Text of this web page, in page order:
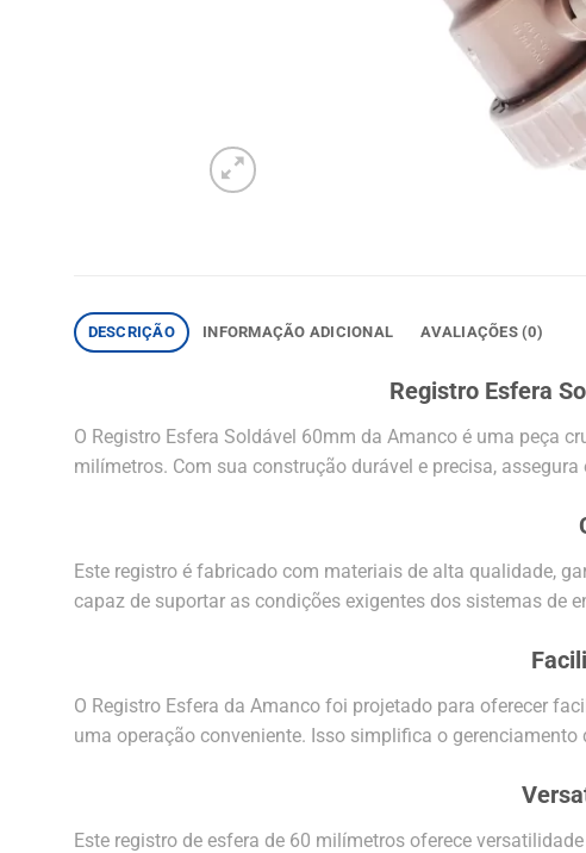
DESCRIÇÃO INFORMAÇÃO ADICIONAL AVALIAÇÕES (0)
Registro Esfera
O Registro Esfera Soldável 60mm da Amanco é uma peça
milímetros. Com sua construção durável e precisa,
Este registro é fabricado com materiais de alta qualidade,
capaz de suportar as condições exigentes dos sistemas de
O Registro Esfera da Amanco foi projetado para oferecer
uma operação conveniente. Isso simplifica o
Este registro de esfera de 60 milímetros oferece